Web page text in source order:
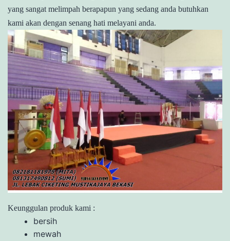
yang sangat melimpah berapapun yang sedang anda butuhkan
kami akan dengan senang hati melayani anda.
Keunggulan produk kami :
bersih
mewah